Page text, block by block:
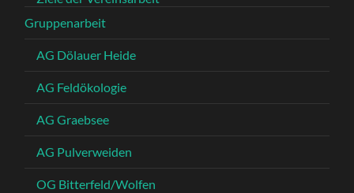
Gruppenarbeit
AG Dölauer Heide
AG Feldökologie
AG Graebsee
AG Pulverweiden
OG Bitterfeld/Wolfen